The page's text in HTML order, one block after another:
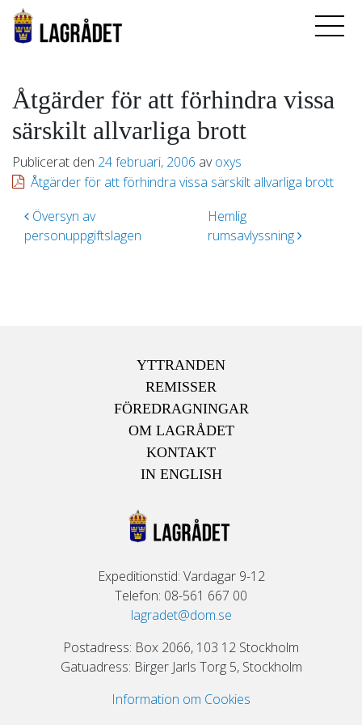
Åtgärder för att förhindra vissa
särskilt allvarliga brott
Publicerat den 24 februari, 2006 av oxys
Åtgärder för att förhindra vissa särskilt allvarliga brott
Inläggsnavigering
Översyn av
personuppgiftslagen
Hemlig
rumsavlyssning
YTTRANDEN
REMISSER
FÖREDRAGNINGAR
OM LAGRÅDET
KONTAKT
IN ENGLISH
Expeditionstid: Vardagar 9-12
Telefon: 08-561 667 00
lagradet@dom.se
Postadress: Box 2066, 103 12 Stockholm
Gatuadress: Birger Jarls Torg 5, Stockholm
Information om Cookies